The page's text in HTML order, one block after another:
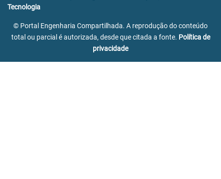
Tecnologia
© Portal Engenharia Compartilhada. A reprodução do conteúdo
total ou parcial é autorizada, desde que citada a fonte. Política de
privacidade